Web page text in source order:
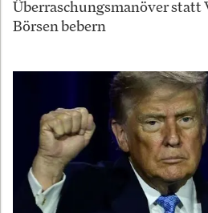
Überraschungsmanöver statt
Börsen bebern